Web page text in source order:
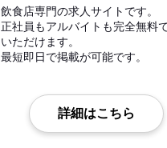
飲食店専門の求人サイトです。
正社員もアルバイトも完全無料
いただけます。
最短即日で掲載が可能です。
詳細はこちら